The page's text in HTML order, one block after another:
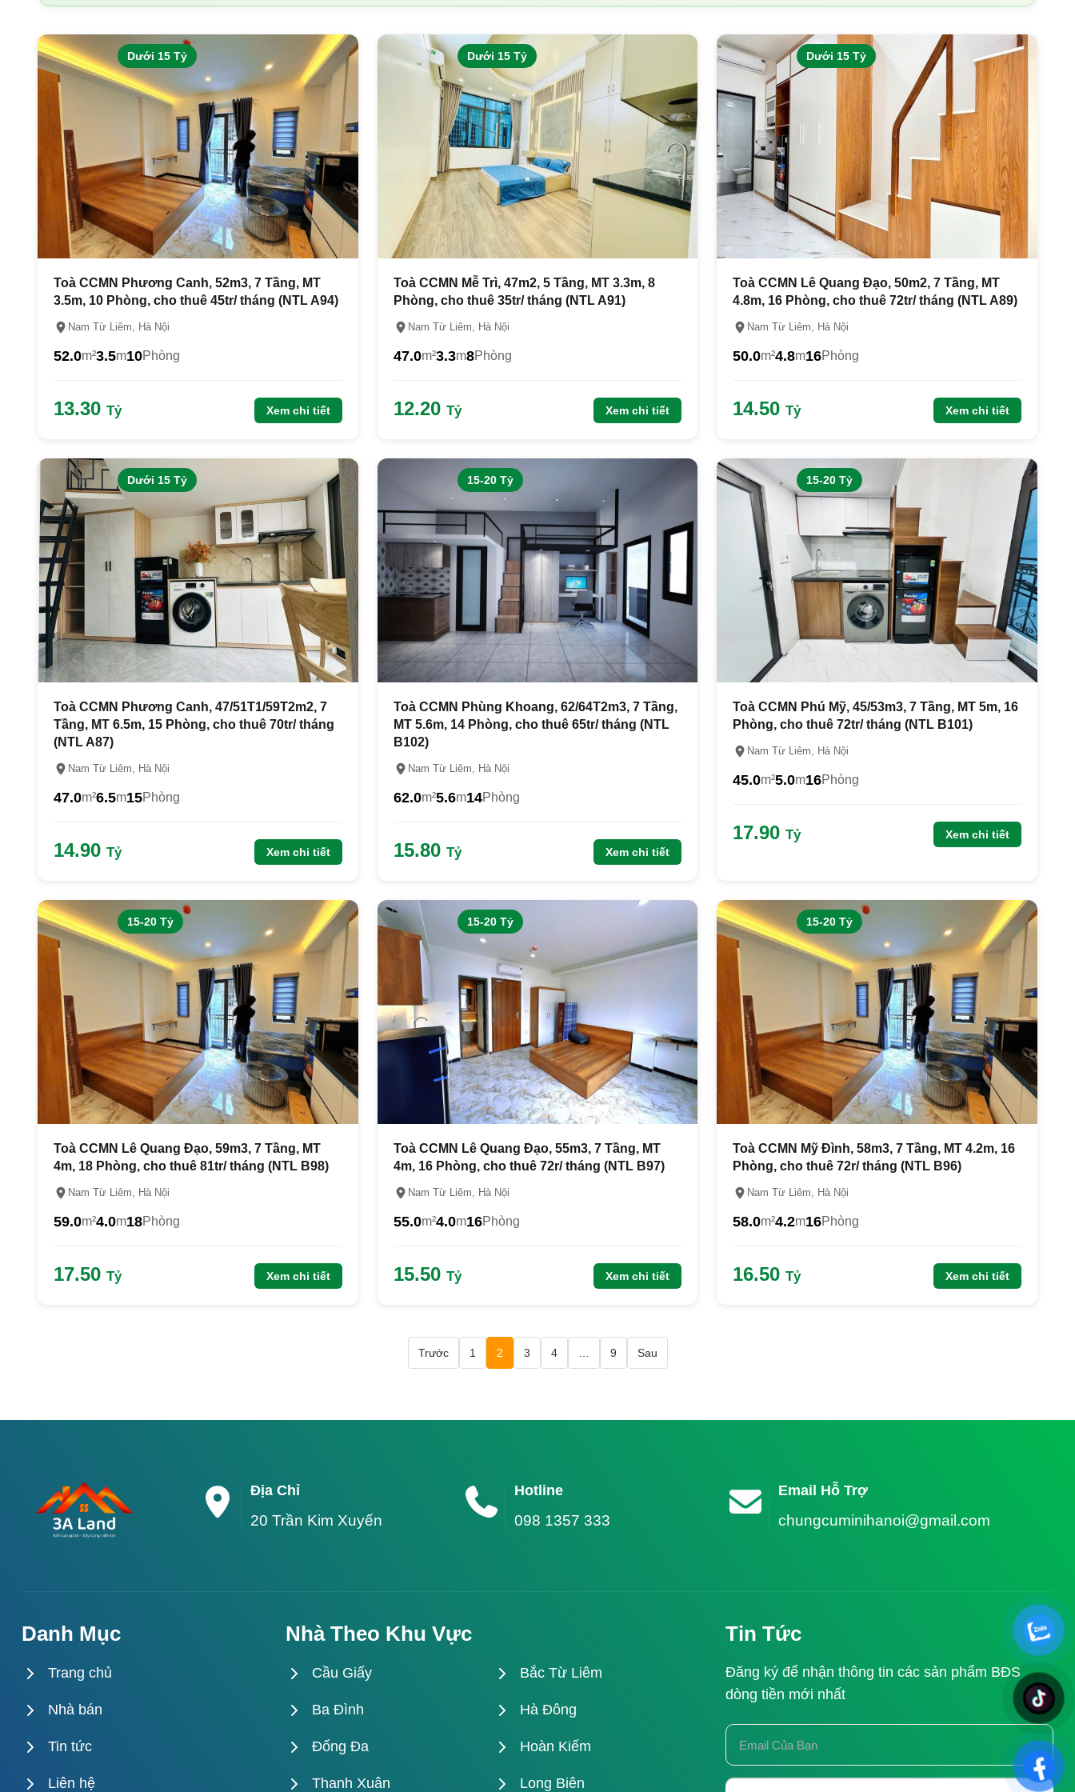
Dưới 15 Tỷ
Toà CCMN Phương Canh, 52m3, 7 Tầng, MT
3.5m, 10 Phòng, cho thuê 45tr/ tháng (NTL A94)
Nam Từ Liêm, Hà Nội
52.0m²3.5m10Phòng
13.30 Tỷ Xem chi tiết
Dưới 15 Tỷ
Toà CCMN Mễ Trì, 47m2, 5 Tầng, MT 3.3m, 8
Phòng, cho thuê 35tr/ tháng (NTL A91)
Nam Từ Liêm, Hà Nội
47.0m²3.3m8Phòng
12.20 Tỷ Xem chi tiết
Dưới 15 Tỷ
Toà CCMN Lê Quang Đạo, 50m2, 7 Tầng, MT
4.8m, 16 Phòng, cho thuê 72tr/ tháng (NTL A89)
Nam Từ Liêm, Hà Nội
50.0m²4.8m16Phòng
14.50Tỷ Xem chi tiết
Dưới 15 Tỷ
Toà CCMN Phương Canh, 47/51T1/59T2m2, 7
Tầng, MT 6.5m, 15 Phòng, cho thuê 70tr/ tháng
(NTL A87)
Nam Từ Liêm, Hà Nội
47.0m²6.5m15Phòng
14.90 Tỷ Xem chi tiết
15-20 Tỷ
Toà CCMN Phùng Khoang, 62/64T2m3, 7 Tầng,
MT 5.6m, 14 Phòng, cho thuê 65tr/ tháng (NTL
B102)
Nam Từ Liêm, Hà Nội
62.0m²5.6m14Phòng
15.80 Tỷ Xem chi tiết
15-20 Tỷ
Toà CCMN Phú Mỹ, 45/53m3, 7 Tầng, MT 5m, 16
Phòng, cho thuê 72tr/ tháng (NTL B101)
Nam Từ Liêm, Hà Nội
45.0m²5.0m16Phòng
17.90Tỷ Xem chi tiết
15-20 Tỷ
Toà CCMN Lê Quang Đạo, 59m3, 7 Tầng, MT
4m, 18 Phòng, cho thuê 81tr/ tháng (NTL B98)
Nam Từ Liêm, Hà Nội
59.0m²4.0m18Phòng
17.50 Tỷ Xem chi tiết
15-20 Tỷ
Toà CCMN Lê Quang Đạo, 55m3, 7 Tầng, MT
4m, 16 Phòng, cho thuê 72r/ tháng (NTL B97)
Nam Từ Liêm, Hà Nội
55.0m²4.0m16Phòng
15.50 Tỷ Xem chi tiết
15-20 Tỷ
Toà CCMN Mỹ Đình, 58m3, 7 Tầng, MT 4.2m, 16
Phòng, cho thuê 72r/ tháng (NTL B96)
Nam Từ Liêm, Hà Nội
58.0m²4.2m16Phòng
16.50Tỷ Xem chi tiết
Trước 1 2 3 4 9 Sau
Địa Chỉ
20 Trần Kim Xuyến
Hotline
098 1357 333
Email Hỗ Trợ
chungcuminihanoi@gmail.com
Danh Mục
Trang chủ
Nhà bán
Tin tức
Liên hệ
Nhà Theo Khu Vực
Cầu Giấy
Ba Đình
Đống Đa
Thanh Xuân
Bắc Từ Liêm
Hà Đông
Hoàn Kiếm
Long Biên
Tin Tức
Đăng ký để nhận thông tin các sản phẩm BĐS
dòng tiền mới nhất